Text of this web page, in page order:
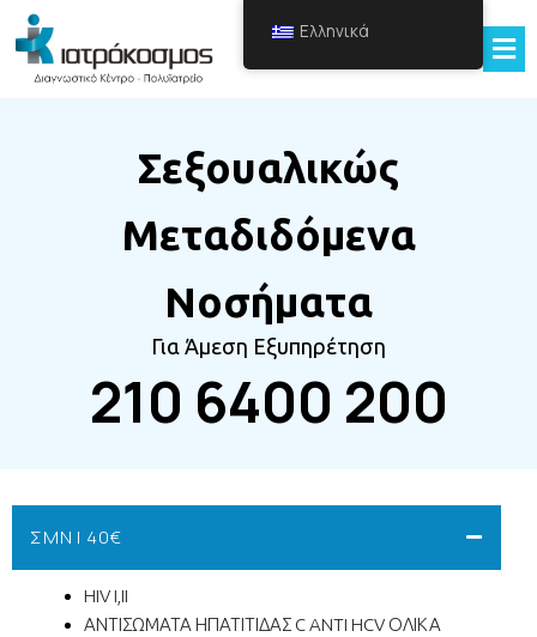
Σεξουαλικώς
Μεταδιδόμενα
Νοσήματα
Για Άμεση Εξυπηρέτηση
210 6400 200
ΣΜΝ I 40€
HIV I,II
ΑΝΤΙΣΩΜΑΤΑ ΗΠΑΤΙΤΙΔΑΣ C ANTI HCV ΟΛΙΚΑ
Ελληνικά